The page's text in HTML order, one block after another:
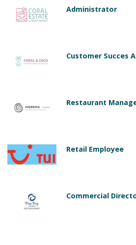
Administrator
Customer Succes
Restaurant
Retail Employee
Commercial